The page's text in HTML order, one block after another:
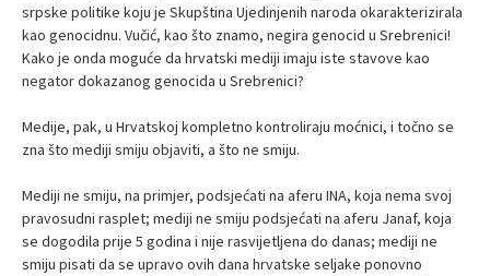
srpske politike koju je Skupština Ujedinjenih naroda okarakterizirala
kao genocidnu. Vučić, kao što znamo, negira genocid u Srebrenici!
Kako je onda moguće da hrvatski mediji imaju iste stavove kao
negator dokazanog genocida u Srebrenici?
Medije, pak, u Hrvatskoj kompletno kontroliraju moćnici, i točno se
zna što mediji smiju objaviti, a što ne smiju.
Mediji ne smiju, na primjer, podsjećati na aferu INA, koja nema svoj
pravosudni rasplet; mediji ne smiju podsjećati na aferu Janaf, koja
se dogodila prije 5 godina i nije rasvijetljena do danas; mediji ne
smiju pisati da se upravo ovih dana hrvatske seljake ponovno